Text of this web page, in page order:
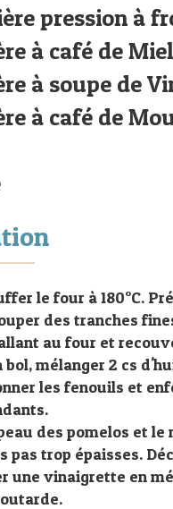
pression à
à café de
à soupe de
à café de
le four à 180°C.
des tranches
au four et
bol, mélanger 2 cs
les fenouils et
des pomelos et
pas trop épaisses.
une vinaigrette en